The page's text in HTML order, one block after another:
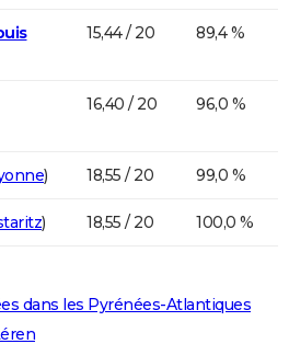
15,44 / 20 89,4 %
16,40 / 20 96,0 %
) 18,55 / 20 99,0 %
) 18,55 / 20 100,0 %
dans les Pyrénées-Atlantiques